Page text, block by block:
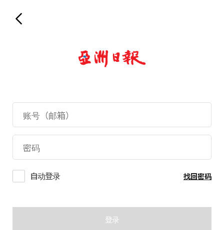
自动登录 找回密码
登录